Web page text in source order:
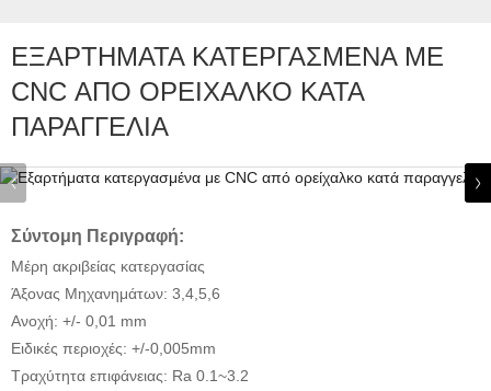
ΕΞΑΡΤΉΜΑΤΑ ΚΑΤΕΡΓΑΣΜΈΝΑ ΜΕ
CNC ΑΠΌ ΟΡΕΊΧΑΛΚΟ ΚΑΤΆ
ΠΑΡΑΓΓΕΛΊΑ
Σύντομη Περιγραφή:
Μέρη ακριβείας κατεργασίας
Άξονας Μηχανημάτων: 3,4,5,6
Ανοχή: +/- 0,01 mm
Ειδικές περιοχές: +/-0,005mm
Τραχύτητα επιφάνειας: Ra 0.1~3.2